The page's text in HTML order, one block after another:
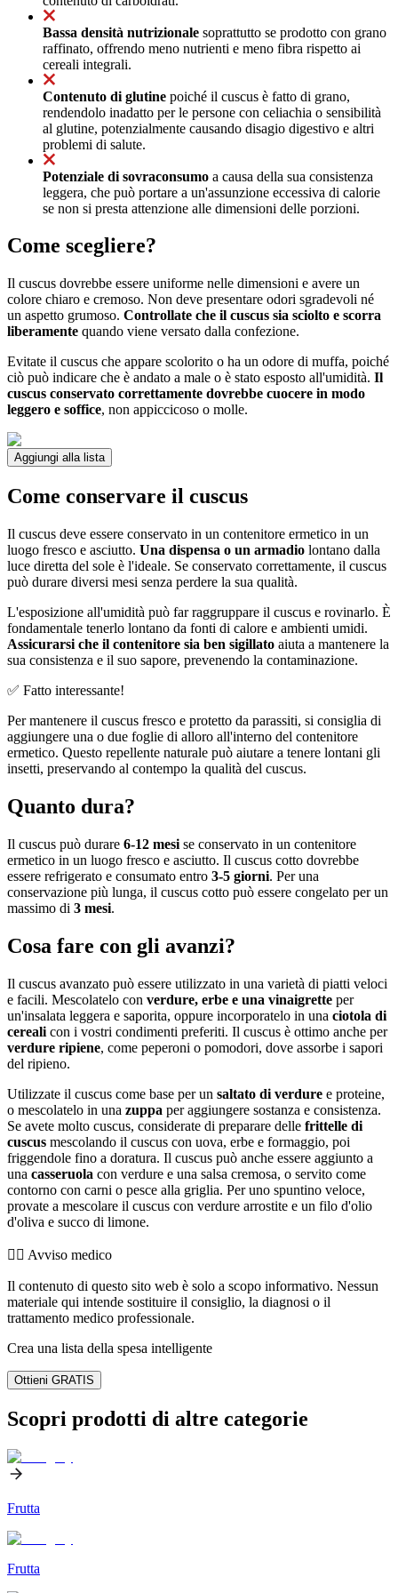
Bassa densità nutrizionale soprattutto se prodotto con grano
raffinato, offrendo meno nutrienti e meno fibra rispetto ai
cereali integrali.
Contenuto di glutine poiché il cuscus è fatto di grano,
rendendolo inadatto per le persone con celiachia o sensibilità
al glutine, potenzialmente causando disagio digestivo e altri
problemi di salute.
Potenziale di sovraconsumo a causa della sua consistenza
leggera, che può portare a un'assunzione eccessiva di calorie
se non si presta attenzione alle dimensioni delle porzioni.
Come scegliere?
Il cuscus dovrebbe essere uniforme nelle dimensioni e avere un
colore chiaro e cremoso. Non deve presentare odori sgradevoli né
un aspetto grumoso. Controllate che il cuscus sia sciolto e scorra
liberamente quando viene versato dalla confezione.
Evitate il cuscus che appare scolorito o ha un odore di muffa, poiché
ciò può indicare che è andato a male o è stato esposto all'umidità. Il
cuscus conservato correttamente dovrebbe cuocere in modo
leggero e soffice, non appiccicoso o molle.
Aggiungi alla lista
Come conservare il cuscus
Il cuscus deve essere conservato in un contenitore ermetico in un
luogo fresco e asciutto. Una dispensa o un armadio lontano dalla
luce diretta del sole è l'ideale. Se conservato correttamente, il cuscus
può durare diversi mesi senza perdere la sua qualità.
L'esposizione all'umidità può far raggruppare il cuscus e rovinarlo. È
fondamentale tenerlo lontano da fonti di calore e ambienti umidi.
Assicurarsi che il contenitore sia ben sigillato aiuta a mantenere la
sua consistenza e il suo sapore, prevenendo la contaminazione.
✅ Fatto interessante!
Per mantenere il cuscus fresco e protetto da parassiti, si consiglia di
aggiungere una o due foglie di alloro all'interno del contenitore
ermetico. Questo repellente naturale può aiutare a tenere lontani gli
insetti, preservando al contempo la qualità del cuscus.
Quanto dura?
Il cuscus può durare 6-12 mesi se conservato in un contenitore
ermetico in un luogo fresco e asciutto. Il cuscus cotto dovrebbe
essere refrigerato e consumato entro 3-5 giorni. Per una
conservazione più lunga, il cuscus cotto può essere congelato per un
massimo di 3 mesi.
Cosa fare con gli avanzi?
Il cuscus avanzato può essere utilizzato in una varietà di piatti veloci
e facili. Mescolatelo con verdure, erbe e una vinaigrette per
un'insalata leggera e saporita, oppure incorporatelo in una ciotola di
cereali con i vostri condimenti preferiti. Il cuscus è ottimo anche per
verdure ripiene, come peperoni o pomodori, dove assorbe i sapori
del ripieno.
Utilizzate il cuscus come base per un saltato di verdure e proteine,
o mescolatelo in una zuppa per aggiungere sostanza e consistenza.
Se avete molto cuscus, considerate di preparare delle frittelle di
cuscus mescolando il cuscus con uova, erbe e formaggio, poi
friggendole fino a doratura. Il cuscus può anche essere aggiunto a
una casseruola con verdure e una salsa cremosa, o servito come
contorno con carni o pesce alla griglia. Per uno spuntino veloce,
provate a mescolare il cuscus con verdure arrostite e un filo d'olio
d'oliva e succo di limone.
👨‍⚕️️ Avviso medico
Il contenuto di questo sito web è solo a scopo informativo. Nessun
materiale qui intende sostituire il consiglio, la diagnosi o il
trattamento medico professionale.
Crea una lista della spesa intelligente
Ottieni GRATIS
Scopri prodotti di altre categorie
Frutta
Frutta